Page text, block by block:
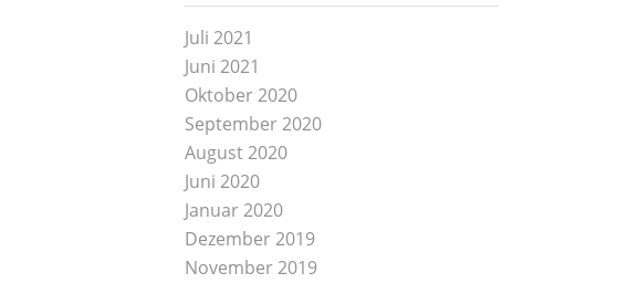
Juli 2021
Juni 2021
Oktober 2020
September 2020
August 2020
Juni 2020
Januar 2020
Dezember 2019
November 2019